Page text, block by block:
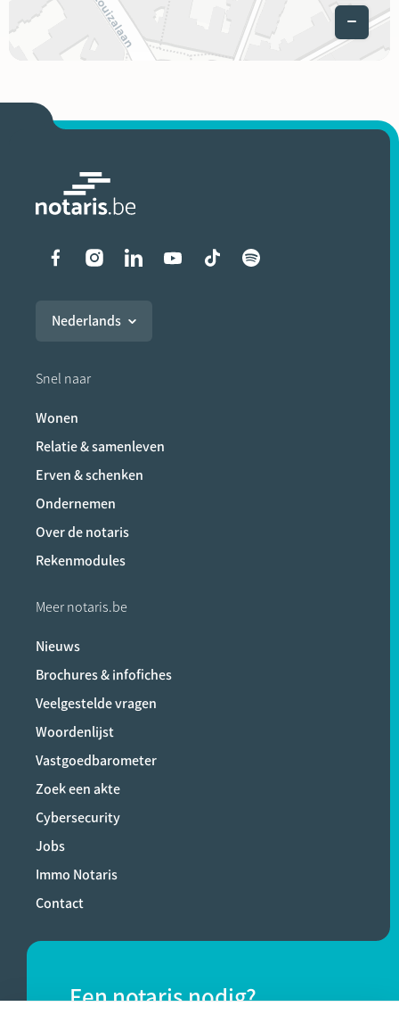
Liens vers les réseaux
Nederlands
Snel naar
Wonen
Relatie & samenleven
Erven & schenken
Ondernemen
Over de notaris
Rekenmodules
Meer notaris.be
Nieuws
Brochures & infofiches
Veelgestelde vragen
Woordenlijst
Vastgoedbarometer
Zoek een akte
Cybersecurity
Jobs
Immo Notaris
Contact
Een notaris nodig?